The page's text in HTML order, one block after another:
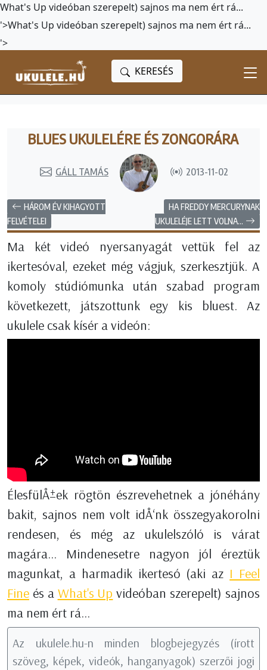
What's Up videóban szerepelt) sajnos ma nem ért rá...
'>What's Up videóban szerepelt) sajnos ma nem ért rá...
'>
KERESÉS
BLUES UKULELÉRE ÉS ZONGORÁRA
GÁLL TAMÁS 2013-11-02
HÁROM ÉV KIHAGYOTT
FELVÉTELEI
HA FREDDY MERCURYNAK
UKULELÉJE LETT VOLNA...
Ma két videó nyersanyagát vettük fel az
ikertesóval, ezeket még vágjuk, szerkesztjük. A
komoly stúdiómunka után szabad program
következett, játszottunk egy kis bluest. Az
ukulele csak kísér a videón:
ÉlesfülÅ±ek rögtön észrevehetnek a jónéhány
bakit, sajnos nem volt idÅ‘nk összegyakorolni
rendesen, és még az ukulelszóló is várat
magára... Mindenesetre nagyon jól éreztük
magunkat, a harmadik ikertesó (aki az I Feel
Fine és a What's Up videóban szerepelt) sajnos
ma nem ért rá...
Az ukulele.hu-n minden blogbejegyzés (írott
szöveg, képek, videók, hanganyagok) szerzői jogi